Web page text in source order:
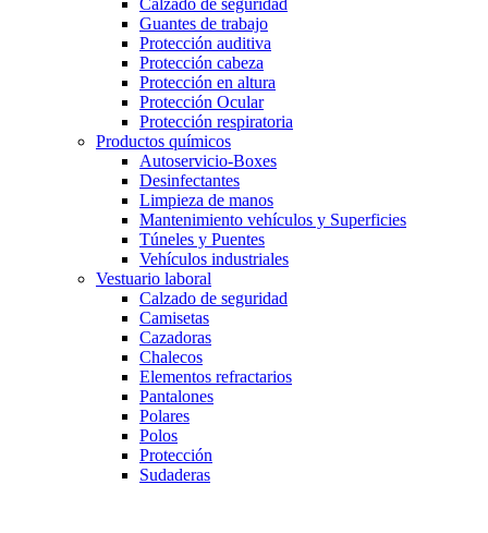
Calzado de seguridad
Guantes de trabajo
Protección auditiva
Protección cabeza
Protección en altura
Protección Ocular
Protección respiratoria
Productos químicos
Autoservicio-Boxes
Desinfectantes
Limpieza de manos
Mantenimiento vehículos y Superficies
Túneles y Puentes
Vehículos industriales
Vestuario laboral
Calzado de seguridad
Camisetas
Cazadoras
Chalecos
Elementos refractarios
Pantalones
Polares
Polos
Protección
Sudaderas